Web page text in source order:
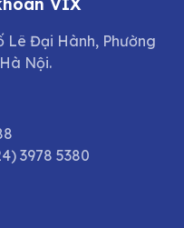
Lê Đại Hành, Phường
Nội.
3978 5380